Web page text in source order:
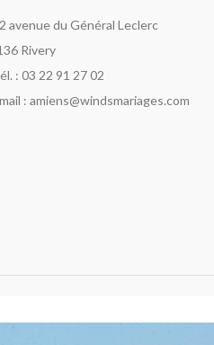
avenue du Général Leclerc
Rivery
: 03 22 91 27 02
: amiens@windsmariages.com